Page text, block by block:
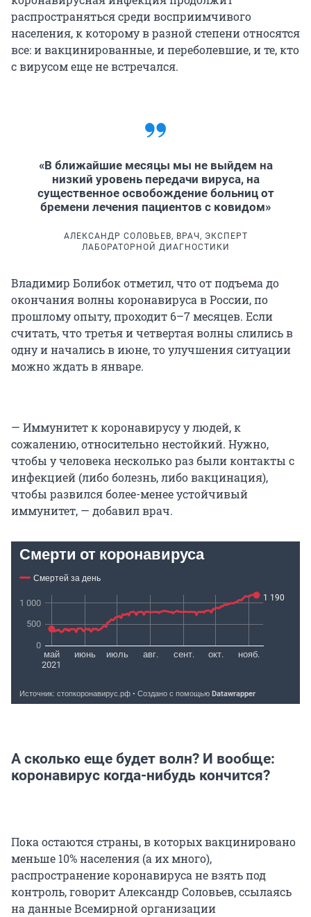
распространяться среди восприимчивого
населения, к которому в разной степени относятся
все: и вакцинированные, и переболевшие, и те, кто
с вирусом еще не встречался.
«В ближайшие месяцы мы не выйдем на
низкий уровень передачи вируса, на
существенное освобождение больниц от
бремени лечения пациентов с ковидом»
АЛЕКСАНДР СОЛОВЬЕВ, ВРАЧ, ЭКСПЕРТ
ЛАБОРАТОРНОЙ ДИАГНОСТИКИ
Владимир Болибок отметил, что от подъема до
окончания волны коронавируса в России, по
прошлому опыту, проходит 6–7 месяцев. Если
считать, что третья и четвертая волны слились в
одну и начались в июне, то улучшения ситуации
можно ждать в январе.
— Иммунитет к коронавирусу у людей, к
сожалению, относительно нестойкий. Нужно,
чтобы у человека несколько раз были контакты с
инфекцией (либо болезнь, либо вакцинация),
чтобы развился более-менее устойчивый
иммунитет, — добавил врач.
А сколько еще будет волн? И вообще:
коронавирус когда-нибудь кончится?
Пока остаются страны, в которых вакцинировано
меньше 10% населения (а их много),
распространение коронавируса не взять под
контроль, говорит Александр Соловьев, ссылаясь
на данные Всемирной организации